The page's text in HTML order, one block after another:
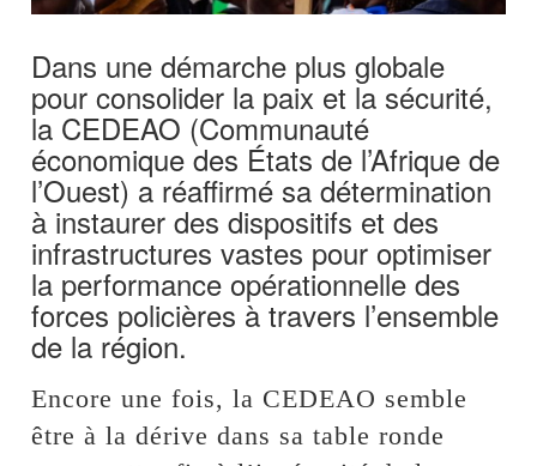
Dans une démarche plus globale
pour consolider la paix et la sécurité,
la CEDEAO (Communauté
économique des États de l’Afrique de
l’Ouest) a réaffirmé sa détermination
à instaurer des dispositifs et des
infrastructures vastes pour optimiser
la performance opérationnelle des
forces policières à travers l’ensemble
de la région.
Encore une fois, la CEDEAO semble
être à la dérive dans sa table ronde